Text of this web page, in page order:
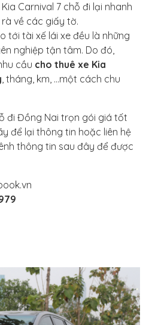
Carnival 7 chỗ đi lại nhanh
về các giấy tờ.
tới tài xế lái xe đều là những
nghiệp tận tâm. Do đó,
cầu cho thuê xe Kia
, tháng, km, …một cách chu
đi Đồng Nai trọn gói giá tốt
để lại thông tin hoặc liên hệ
thông tin sau đây để được